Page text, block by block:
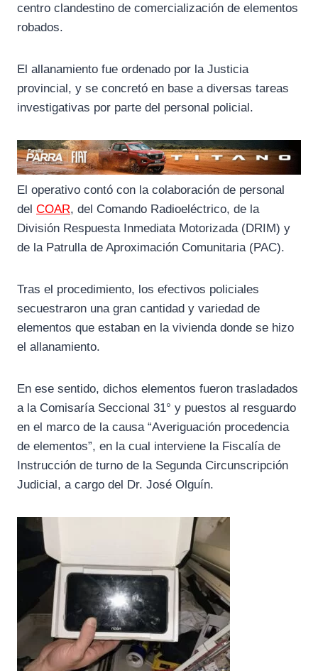
o
centro clandestino de comercialización de elementos
robados.
El allanamiento fue ordenado por la Justicia
provincial, y se concretó en base a diversas tareas
investigativas por parte del personal policial.
El operativo contó con la colaboración de personal
del COAR, del Comando Radioeléctrico, de la
División Respuesta Inmediata Motorizada (DRIM) y
de la Patrulla de Aproximación Comunitaria (PAC).
Tras el procedimiento, los efectivos policiales
secuestraron una gran cantidad y variedad de
elementos que estaban en la vivienda donde se hizo
el allanamiento.
En ese sentido, dichos elementos fueron trasladados
a la Comisaría Seccional 31° y puestos al resguardo
en el marco de la causa “Averiguación procedencia
de elementos”, en la cual interviene la Fiscalía de
Instrucción de turno de la Segunda Circunscripción
Judicial, a cargo del Dr. José Olguín.